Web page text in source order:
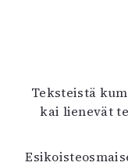
Teksteistä
kai lienevät